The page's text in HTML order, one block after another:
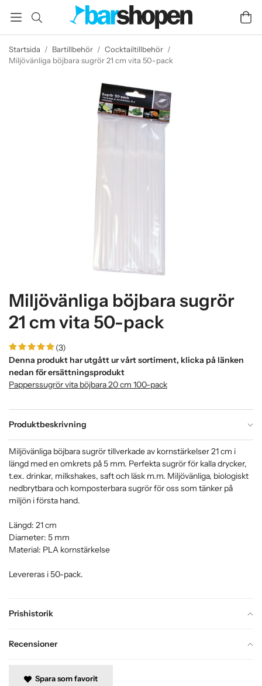
Startsida / Bartillbehör / Cocktailtillbehör /
Miljövänliga böjbara sugrör 21 cm vita 50-pack
Miljövänliga böjbara sugrör
21 cm vita 50-pack
(3)
Denna produkt har utgått ur vårt sortiment, klicka på länken
nedan för ersättningsprodukt
Papperssugrör vita böjbara 20 cm 100-pack
Produktbeskrivning
Prishistorik
Recensioner
Miljövänliga böjbara sugrör tillverkade av kornstärkelser 21 cm i
längd med en omkrets på 5 mm. Perfekta sugrör för kalla drycker,
t.ex. drinkar, milkshakes, saft och läsk m.m. Miljövänliga, biologiskt
nedbrytbara och komposterbara sugrör för oss som tänker på
miljön i första hand.
Längd: 21 cm
Diameter: 5 mm
Material: PLA kornstärkelse
Levereras i 50-pack.
Spara som favorit